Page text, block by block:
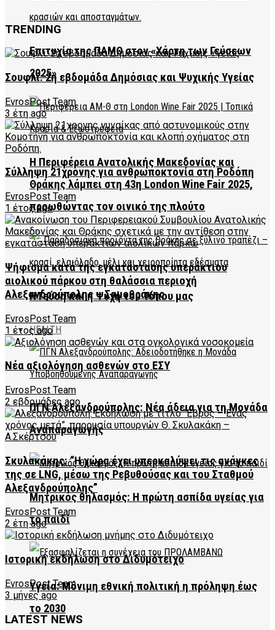
Επιτυχία της ΠΑΜΘ στον «Χάρτη των Γεύσεων
2025»
Η Περιφέρεια Ανατολικής Μακεδονίας και
Θράκης λάμπει στη 43η London Wine Fair 2025,
προωθώντας τον οινικό της πλούτο
Η Γεύση και η Ψυχή του Τόπου μας
HEALTH
ΠΓΝ Αλεξανδρούπολης: Νέα άδεια για τη Μονάδα
Αναπαραγωγής
Μητρικός θηλασμός: Η πρώτη ασπίδα υγείας για
το παιδί
Υγεία: Μόνιμη εθνική πολιτική η πρόληψη έως
το 2030
TRENDING
Σουφλί: 2η εβδομάδα Δημόσιας και Ψυχικής Υγείας
EvrosPost Team
3 έτη ago
Σύλληψη 21χρονης για ανθρωποκτονία στη Ροδόπη
EvrosPost Team
1 έτος ago
Ψήφισμα κατά της εγκατάστασης υπεράκτιου
αιολικού πάρκου στη θαλάσσια περιοχή
Αλεξανδρούπολης – Σαμοθράκης
EvrosPost Team
1 έτος ago
Νέα αξιολόγηση ασθενών στο ΕΣΥ
EvrosPost Team
2 εβδομάδες ago
Σκυλακάκης: “Η χώρα έχει υπερκαλύψει τις ανάγκες
της σε LNG, μέσω της Ρεβυθούσας και του Σταθμού
Αλεξανδρούπολης”
EvrosPost Team
2 έτη ago
Ιστορική εκδήλωση στο Διδυμότειχο
EvrosPost Team
3 μήνες ago
LATEST NEWS